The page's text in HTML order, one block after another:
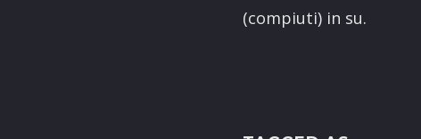
(compiuti) in su.